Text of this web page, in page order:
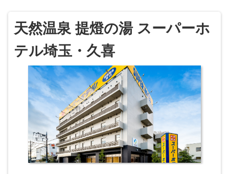
天然温泉 提燈の湯 スーパーホ
テル埼玉・久喜